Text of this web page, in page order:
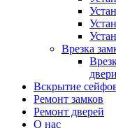
Врезка
двери
Вскрытие
Ремонт замков
Ремонт дверей
О нас